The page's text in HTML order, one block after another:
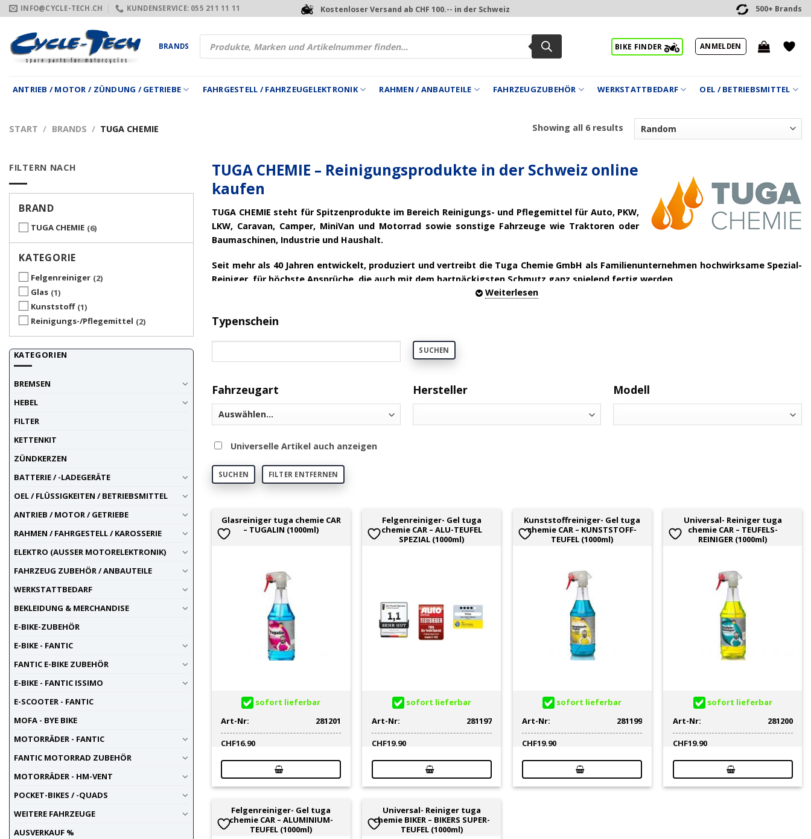
Zum
Inhalt
springen
INFO@CYCLE-TECH.CH KUNDENSERVICE: 055 211 11 11 Kostenloser Versand ab CHF 100.-- in der Schweiz 500+ Brands
BRANDS
Products
search
BIKE FINDER ANMELDEN
ANTRIEB / MOTOR / ZÜNDUNG / GETRIEBE FAHRGESTELL / FAHRZEUGELEKTRONIK RAHMEN / ANBAUTEILE FAHRZEUGZUBEHÖR WERKSTATTBEDARF OEL / BETRIEBSMITTEL
START / BRANDS / TUGA CHEMIE Showing all 6 results
FILTERN NACH
BRAND
TUGA CHEMIE 6
KATEGORIE
Felgenreiniger 2
Glas 1
Kunststoff 1
Reinigungs-/Pflegemittel
2
KATEGORIEN
BREMSEN
HEBEL
FILTER
KETTENKIT
ZÜNDKERZEN
BATTERIE / -LADEGERÄTE
OEL / FLÜSSIGKEITEN / BETRIEBSMITTEL
ANTRIEB / MOTOR / GETRIEBE
RAHMEN / FAHRGESTELL / KAROSSERIE
ELEKTRO (AUSSER MOTORELEKTRONIK)
FAHRZEUG ZUBEHÖR / ANBAUTEILE
WERKSTATTBEDARF
BEKLEIDUNG & MERCHANDISE
E-BIKE-ZUBEHÖR
E-BIKE - FANTIC
FANTIC E-BIKE ZUBEHÖR
E-BIKE - FANTIC ISSIMO
E-SCOOTER - FANTIC
MOFA - BYE BIKE
MOTORRÄDER - FANTIC
FANTIC MOTORRAD ZUBEHÖR
MOTORRÄDER - HM-VENT
POCKET-BIKES / -QUADS
WEITERE FAHRZEUGE
AUSVERKAUF %
TUGA CHEMIE – Reinigungsprodukte in der Schweiz online
kaufen
TUGA CHEMIE steht für Spitzenprodukte im Bereich Reinigungs- und Pflegemittel für Auto, PKW,
LKW, Caravan, Camper, MiniVan und Motorrad sowie sonstige Fahrzeuge wie Traktoren oder
Baumaschinen, Industrie und Haushalt.
Seit mehr als 40 Jahren entwickelt, produziert und vertreibt die Tuga Chemie GmbH als Familienunternehmen hochwirksame Spezial-
Reiniger, für höchste Ansprüche, die auch mit dem hartnäckigsten Schmutz ganz spielend fertig werden.
Das Sortiment umfasst alle Reinigungs- und Pflegeprodukte, die für eine professionelle Aufbereitung von Fahrzeugen aller Art, wie
z. B. Autos, PKW, LKW, Campern, Anhängern, Motorrädern, Mopeds, Mofas oder Quads, benötigt werden. Die Produktpalette umfasst
neben hochwirksamen Reinigern für die gründliche und effektive Reinigung von Motor und Chassis, Felgen, Gummi und Kunststoff,
Pflege für alle Fahrzeuge.
Hochwirksame Reinigungsprodukte für hohe Ansprüche.
Zusammenarbeit mit den Kunden und permanente Weiterentwicklung sorgen dafür, dass die Reiniger stets den aktuellen
Innovative Produkte! Nur das Beste!
Ob Werkstatt, Waschanlage, Motorrad oder das heimische Badezimmer – biologisch abbaubar und immer hochergiebig. Die Reiniger
von TUGA CHEMIE sind auf nahezu allen Oberflächen einsetzbar: Für die Reinigung von Motoren und Maschinen über Tankanlagen bis
hin zu Böden, Wänden und Kacheln.
Autowerkstätten, Fette, Ruß oder Silikone im produzierenden und gastronomischen Gewerbe werden mühelos entfernt.
Und dabei sind die Reinigungsprodukte noch umweltverträglich.
Einfache Handhabung und effektive Reinigung.
Weiterlesen
Typenschein
SUCHEN
Fahrzeugart Hersteller Modell
Universelle Artikel auch anzeigen
SUCHEN FILTER ENTFERNEN
Glasreiniger tuga chemie CAR
– TUGALIN (1000ml)
sofort lieferbar
Art-Nr:
281201
CHF16.90
Felgenreiniger- Gel tuga
chemie CAR – ALU-TEUFEL
SPEZIAL (1000ml)
sofort lieferbar
Art-Nr:
281197
CHF19.90
Kunststoffreiniger- Gel tuga
chemie CAR – KUNSTSTOFF-
TEUFEL (1000ml)
sofort lieferbar
Art-Nr:
281199
CHF19.90
Universal- Reiniger tuga
chemie CAR – TEUFELS-
REINIGER (1000ml)
sofort lieferbar
Art-Nr:
281200
CHF19.90
Felgenreiniger- Gel tuga
chemie CAR – ALUMINIUM-
TEUFEL (1000ml)
Universal- Reiniger tuga
chemie BIKER – BIKERS SUPER-
TEUFEL (1000ml)